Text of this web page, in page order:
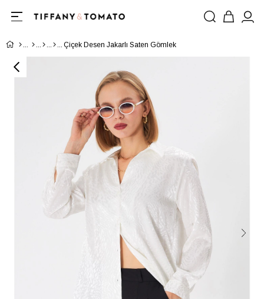
Çiçek Desen Jakarlı Saten Gömlek